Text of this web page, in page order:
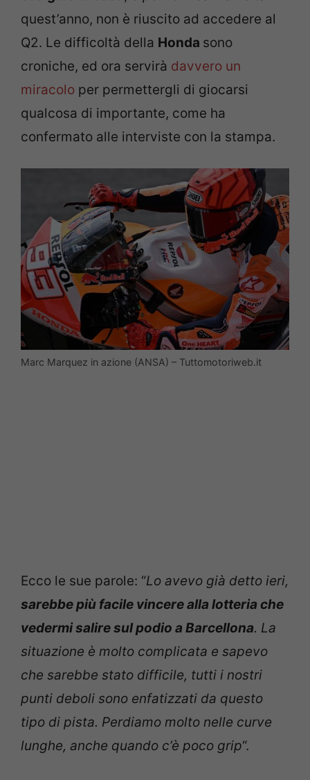
quest’anno, non è riuscito ad accedere al
Q2. Le difficoltà della Honda sono
croniche, ed ora servirà davvero un
miracolo per permettergli di giocarsi
qualcosa di importante, come ha
confermato alle interviste con la stampa.
Marc Marquez in azione (ANSA) – Tuttomotoriweb.it
Ecco le sue parole: “Lo avevo già detto ieri,
sarebbe più facile vincere alla lotteria che
vedermi salire sul podio a Barcellona. La
situazione è molto complicata e sapevo
che sarebbe stato difficile, tutti i nostri
punti deboli sono enfatizzati da questo
tipo di pista. Perdiamo molto nelle curve
lunghe, anche quando c’è poco grip“.